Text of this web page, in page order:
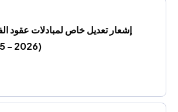
2026 - 5 أغسطس 2026)